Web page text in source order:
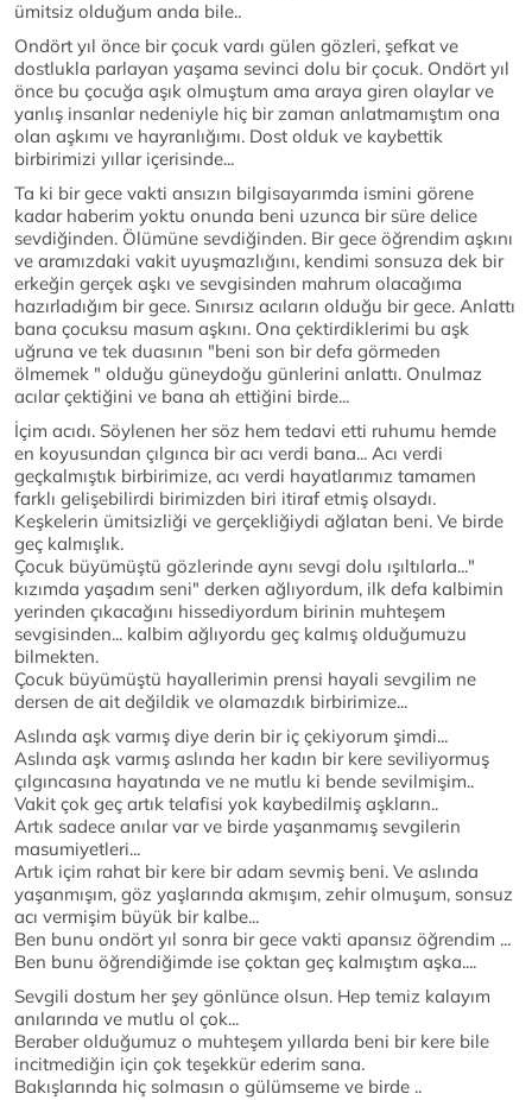
ümitsiz olduğum anda bile..
Ondört yıl önce bir çocuk vardı gülen gözleri, şefkat ve
dostlukla parlayan yaşama sevinci dolu bir çocuk. Ondört yıl
önce bu çocuğa aşık olmuştum ama araya giren olaylar ve
yanlış insanlar nedeniyle hiç bir zaman anlatmamıştım ona
olan aşkımı ve hayranlığımı. Dost olduk ve kaybettik
birbirimizi yıllar içerisinde...
Ta ki bir gece vakti ansızın bilgisayarımda ismini görene
kadar haberim yoktu onunda beni uzunca bir süre delice
sevdiğinden. Ölümüne sevdiğinden. Bir gece öğrendim aşkını
ve aramızdaki vakit uyuşmazlığını, kendimi sonsuza dek bir
erkeğin gerçek aşkı ve sevgisinden mahrum olacağıma
hazırladığım bir gece. Sınırsız acıların olduğu bir gece. Anlattı
bana çocuksu masum aşkını. Ona çektirdiklerimi bu aşk
uğruna ve tek duasının "beni son bir defa görmeden
ölmemek " olduğu güneydoğu günlerini anlattı. Onulmaz
acılar çektiğini ve bana ah ettiğini birde...
İçim acıdı. Söylenen her söz hem tedavi etti ruhumu hemde
en koyusundan çılgınca bir acı verdi bana... Acı verdi
geçkalmıştık birbirimize, acı verdi hayatlarımız tamamen
farklı gelişebilirdi birimizden biri itiraf etmiş olsaydı.
Keşkelerin ümitsizliği ve gerçekliğiydi ağlatan beni. Ve birde
geç kalmışlık.
Çocuk büyümüştü gözlerinde aynı sevgi dolu ışıltılarla..."
kızımda yaşadım seni" derken ağlıyordum, ilk defa kalbimin
yerinden çıkacağını hissediyordum birinin muhteşem
sevgisinden... kalbim ağlıyordu geç kalmış olduğumuzu
bilmekten.
Çocuk büyümüştü hayallerimin prensi hayali sevgilim ne
dersen de ait değildik ve olamazdık birbirimize...
Aslında aşk varmış diye derin bir iç çekiyorum şimdi...
Aslında aşk varmış aslında her kadın bir kere seviliyormuş
çılgıncasına hayatında ve ne mutlu ki bende sevilmişim..
Vakit çok geç artık telafisi yok kaybedilmiş aşkların..
Artık sadece anılar var ve birde yaşanmamış sevgilerin
masumiyetleri...
Artık içim rahat bir kere bir adam sevmiş beni. Ve aslında
yaşanmışım, göz yaşlarında akmışım, zehir olmuşum, sonsuz
acı vermişim büyük bir kalbe...
Ben bunu ondört yıl sonra bir gece vakti apansız öğrendim ...
Ben bunu öğrendiğimde ise çoktan geç kalmıştım aşka....
Sevgili dostum her şey gönlünce olsun. Hep temiz kalayım
anılarında ve mutlu ol çok...
Beraber olduğumuz o muhteşem yıllarda beni bir kere bile
incitmediğin için çok teşekkür ederim sana.
Bakışlarında hiç solmasın o gülümseme ve birde ..